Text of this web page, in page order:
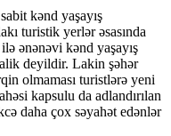
kənd yaşayış
turistik yerlər əsasında
ənənəvi kənd yaşayış
deyildir. Lakin şəhər
olmaması turistlərə yeni
kapsulu da adlandırılan
daha çox səyahət edənlər